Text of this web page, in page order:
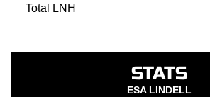
Total LNH
STATS
ESA LINDELL